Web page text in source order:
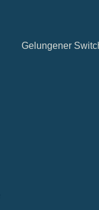
Gelungener